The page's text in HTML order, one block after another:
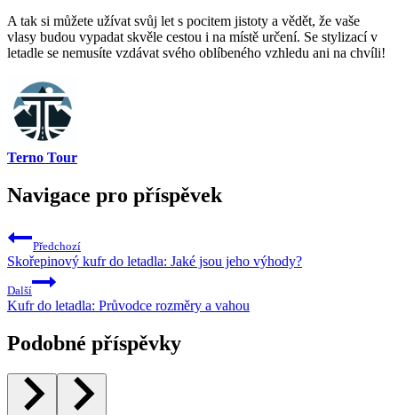
A tak si můžete užívat svůj let s pocitem jistoty a vědět, že vaše
vlasy budou vypadat skvěle cestou i na místě určení. Se stylizací v
letadle se nemusíte vzdávat svého oblíbeného vzhledu ani na chvíli!
Terno Tour
Navigace pro příspěvek
Předchozí
Skořepinový kufr do letadla: Jaké jsou jeho výhody?
Další
Kufr do letadla: Průvodce rozměry a vahou
Podobné příspěvky